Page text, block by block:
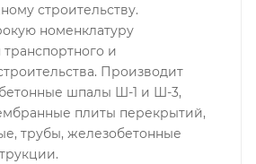
строительству.
номенклатуру
и
Производит
шпалы Ш-1 и Ш-3,
плиты перекрытий,
трубы, железобетонные